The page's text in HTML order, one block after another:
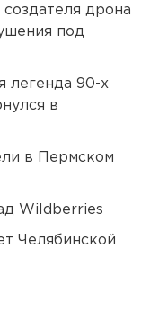
дрона
под
легенда 90-х
в
в Пермском
Wildberries
Челябинской